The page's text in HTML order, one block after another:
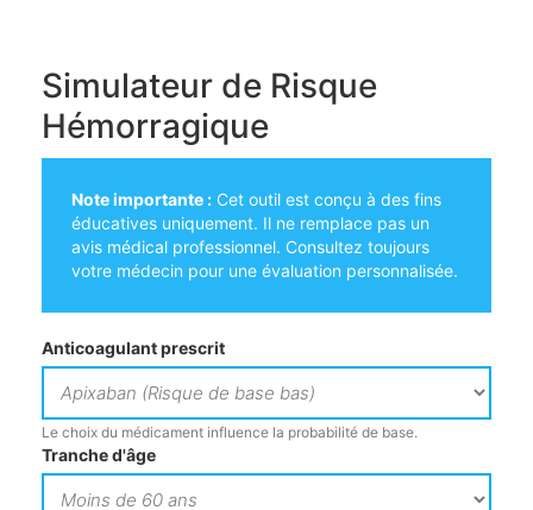
Simulateur de Risque
Hémorragique
Note importante : Cet outil est conçu à des fins
éducatives uniquement. Il ne remplace pas un
avis médical professionnel. Consultez toujours
votre médecin pour une évaluation personnalisée.
Anticoagulant prescrit
Le choix du médicament influence la probabilité de base.
Tranche d'âge